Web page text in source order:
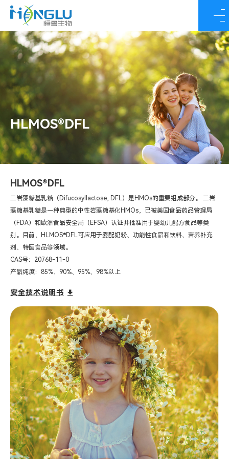
HLMOS®DFL
HLMOS®DFL
二岩藻糖基乳糖（Difucosyllactose, DFL）是HMOs的重要组成部分。 二岩
藻糖基乳糖是一种典型的中性岩藻糖基化HMOs，已被美国食品药品管理局
（FDA）和欧洲食品安全局（EFSA）认证并批准用于婴幼儿配方食品等类
别。目前，HLMOS®DFL可应用于婴配奶粉、功能性食品和饮料、营养补充
剂、特医食品等领域。
CAS号：20768-11-0
产品纯度：85%、90%、95%、98%以上
安全技术说明书